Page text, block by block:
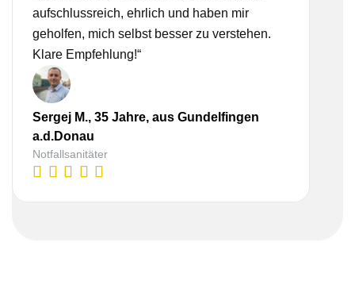
aufschlussreich, ehrlich und haben mir
geholfen, mich selbst besser zu verstehen.
Klare Empfehlung!“
Sergej M., 35 Jahre, aus Gundelfingen
a.d.Donau
Notfallsanitäter